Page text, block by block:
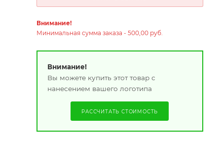
Внимание!
Минимальная сумма заказа - 500,00 руб.
Внимание!
Вы можете купить этот товар с
нанесением вашего логотипа
РАССЧИТАТЬ СТОИМОСТЬ